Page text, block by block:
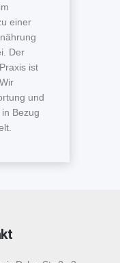
einer
Der
ist
und
Bezug